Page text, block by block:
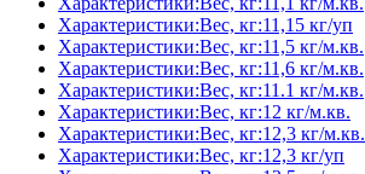
Характеристики:Вес, кг:11,15 кг/уп
Характеристики:Вес, кг:11,5 кг/м.кв.
Характеристики:Вес, кг:11,6 кг/м.кв.
Характеристики:Вес, кг:11.1 кг/м.кв.
Характеристики:Вес, кг:12 кг/м.кв.
Характеристики:Вес, кг:12,3 кг/м.кв.
Характеристики:Вес, кг:12,3 кг/уп